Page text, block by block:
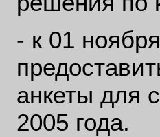
- к 01
анкеты для
2005 года.